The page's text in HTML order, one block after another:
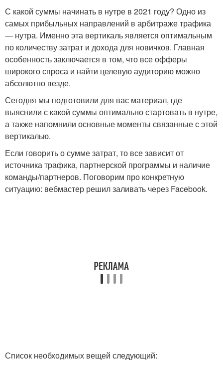
С какой суммы начинать в нутре в 2021 году? Одно из
самых прибыльных направлений в арбитраже трафика
— нутра. Именно эта вертикаль является оптимальным
по количеству затрат и дохода для новичков. Главная
особенность заключается в том, что все офферы
широкого спроса и найти целевую аудиторию можно
абсолютно везде.
Сегодня мы подготовили для вас материал, где
выяснили с какой суммы оптимально стартовать в нутре,
а также напомнили основные моменты связанные с этой
вертикалью.
Если говорить о сумме затрат, то все зависит от
источника трафика, партнерской программы и наличие
команды/партнеров. Поговорим про конкретную
ситуацию: вебмастер решил заливать через Facebook.
Список необходимых вещей следующий: